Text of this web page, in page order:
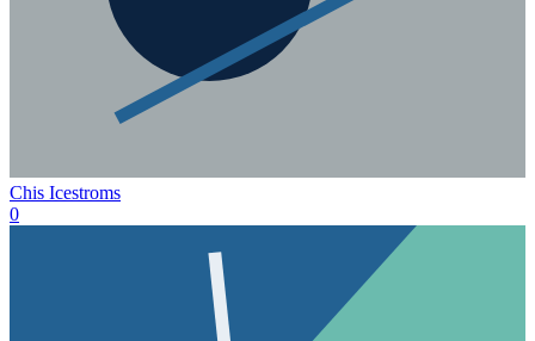
Chis Icestroms
0